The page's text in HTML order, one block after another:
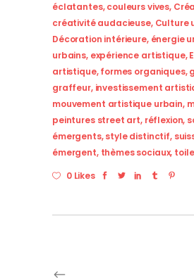
éclatantes,couleurs vives,
créativité audacieuse, Culture
Décoration intérieure, énergie
urbains, expérience artistique,
artistique,formes organiques,
graffeur, investissement
mouvement artistique urbain,
peintures street art, réflexion,
émergents,style distinctif,
émergent, thèmes sociaux,
0 Likes